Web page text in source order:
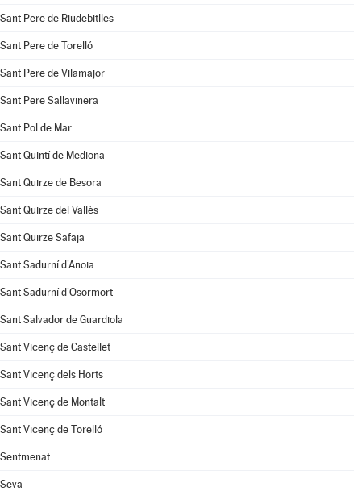
Sant Pere de Riudebitlles
Sant Pere de Torelló
Sant Pere de Vilamajor
Sant Pere Sallavinera
Sant Pol de Mar
Sant Quintí de Mediona
Sant Quirze de Besora
Sant Quirze del Vallès
Sant Quirze Safaja
Sant Sadurní d'Anoia
Sant Sadurní d'Osormort
Sant Salvador de Guardiola
Sant Vicenç de Castellet
Sant Vicenç dels Horts
Sant Vicenç de Montalt
Sant Vicenç de Torelló
Sentmenat
Seva